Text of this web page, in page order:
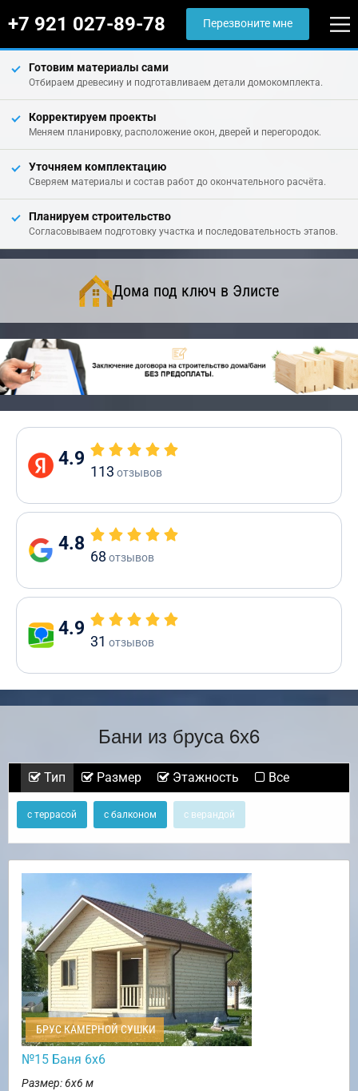
+7 921 027-89-78 Перезвоните мне
Готовим материалы сами
Отбираем древесину и подготавливаем детали домокомплекта.
Корректируем проекты
Меняем планировку, расположение окон, дверей и перегородок.
Уточняем комплектацию
Сверяем материалы и состав работ до окончательного расчёта.
Планируем строительство
Согласовываем подготовку участка и последовательность этапов.
Дома под ключ в Элисте
4.9
113 отзывов
4.8
68 отзывов
4.9
31 отзывов
Бани из бруса 6х6
Тип Размер Этажность Все
с террасой с балконом с верандой
БРУС КАМЕРНОЙ СУШКИ
№15 Баня 6х6
Размер: 6х6 м